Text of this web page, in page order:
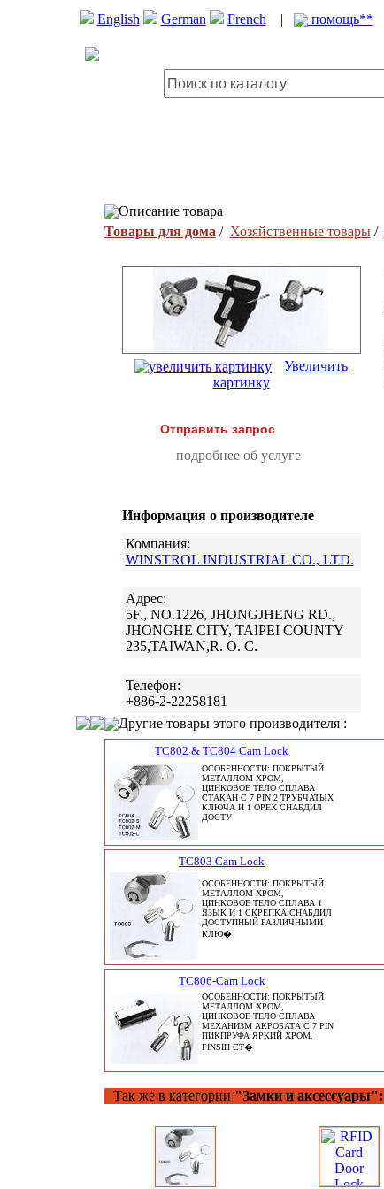
English German French | помощь**
Описание товара
Товары для дома / Хозяйственные товары/
Увеличить
картинку
Отправить запрос
подробнее об услуге
Информация о производителе
Компания:
WINSTROL INDUSTRIAL CO., LTD.
Адрес:
5F., NO.1226, JHONGJHENG RD.,
JHONGHE CITY, TAIPEI COUNTY
235,TAIWAN,R. O. C.
Телефон:
+886-2-22258181
Другие товары этого производителя :
TC802 & TC804 Cam Lock
ОСОБЕННОСТИ: ПОКРЫТЫЙ
МЕТАЛЛОМ ХРОМ,
ЦИНКОВОЕ ТЕЛО СПЛАВА
СТАКАН С 7 PIN 2 ТРУБЧАТЫХ
КЛЮЧА И 1 ОРЕХ СНАБДИЛ
ДОСТУ
TC803 Cam Lock
ОСОБЕННОСТИ: ПОКРЫТЫЙ
МЕТАЛЛОМ ХРОМ,
ЦИНКОВОЕ ТЕЛО СПЛАВА 1
ЯЗЫК И 1 СКРЕПКА СНАБДИЛ
ДОСТУПНЫЙ РАЗЛИЧНЫМИ
КЛЮ�
TC806-Cam Lock
ОСОБЕННОСТИ: ПОКРЫТЫЙ
МЕТАЛЛОМ ХРОМ,
ЦИНКОВОЕ ТЕЛО СПЛАВА
МЕХАНИЗМ АКРОБАТА С 7 PIN
ПИКПРУФА ЯРКИЙ ХРОМ,
FINSIH СТ�
Так же в категории "Замки и аксессуары":